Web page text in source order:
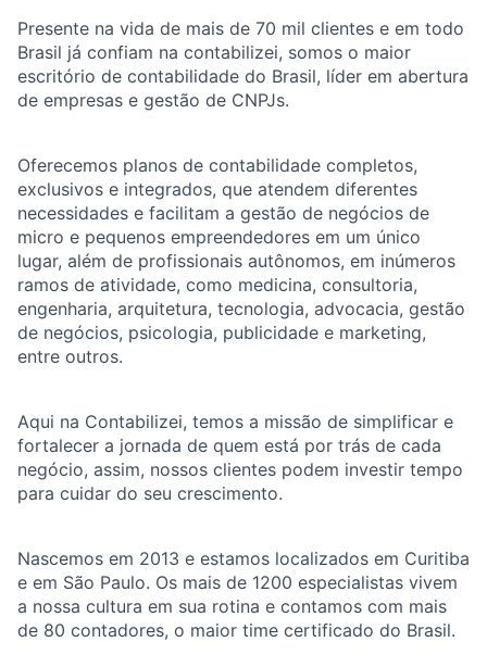
Presente na vida de mais de 70 mil clientes e em todo
Brasil já confiam na contabilizei, somos o maior
escritório de contabilidade do Brasil, líder em abertura
de empresas e gestão de CNPJs.
Oferecemos planos de contabilidade completos,
exclusivos e integrados, que atendem diferentes
necessidades e facilitam a gestão de negócios de
micro e pequenos empreendedores em um único
lugar, além de profissionais autônomos, em inúmeros
ramos de atividade, como medicina, consultoria,
engenharia, arquitetura, tecnologia, advocacia, gestão
de negócios, psicologia, publicidade e marketing,
entre outros.
Aqui na Contabilizei, temos a missão de simplificar e
fortalecer a jornada de quem está por trás de cada
negócio, assim, nossos clientes podem investir tempo
para cuidar do seu crescimento.
Nascemos em 2013 e estamos localizados em Curitiba
e em São Paulo. Os mais de 1200 especialistas vivem
a nossa cultura em sua rotina e contamos com mais
de 80 contadores, o maior time certificado do Brasil.